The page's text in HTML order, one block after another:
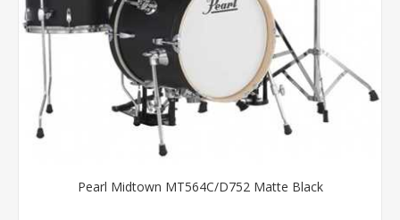
Pearl Midtown MT564C/D752 Matte Black